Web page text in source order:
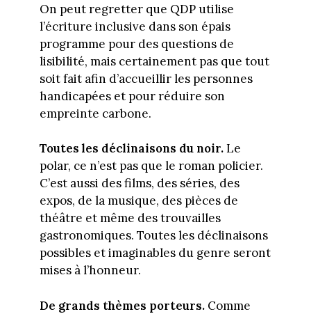
On peut regretter que QDP utilise
l’écriture inclusive dans son épais
programme pour des questions de
lisibilité, mais certainement pas que tout
soit fait afin d’accueillir les personnes
handicapées et pour réduire son
empreinte carbone.
Toutes les déclinaisons du noir.Le
polar, ce n’est pas que le roman policier.
C’est aussi des films, des séries, des
expos, de la musique, des pièces de
théâtre et même des trouvailles
gastronomiques. Toutes les déclinaisons
possibles et imaginables du genre seront
mises à l’honneur.
De grands thèmes porteurs.Comme